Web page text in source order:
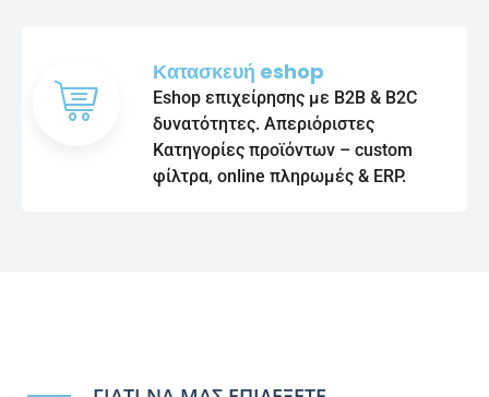
Κατασκευή eshop
Eshop επιχείρησης με B2B & B2C
δυνατότητες. Απεριόριστες
Κατηγορίες προϊόντων – custom
φίλτρα, online πληρωμές & ERP.